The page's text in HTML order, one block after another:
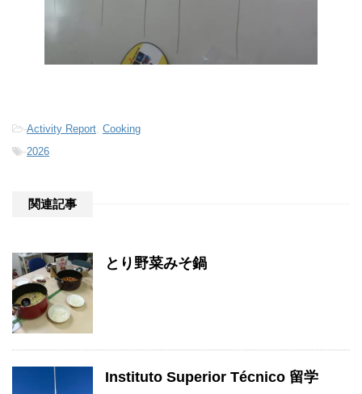
-Activity Report Cooking
-2026
関連記事
とり野菜みそ鍋
Instituto Superior Técnico 留学